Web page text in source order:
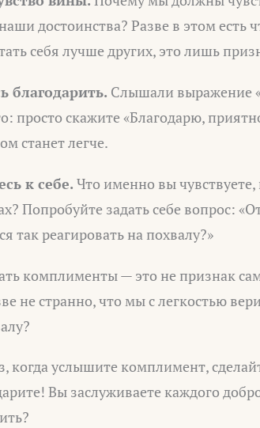
достоинства? Разве в этом
себя лучше других, это лишь
благодарить. Слышали выражение
просто скажите «Благодарю,
станет легче.
к себе. Что именно вы
Попробуйте задать себе вопрос:
так реагировать на похвалу?»
комплименты — это не признак
не странно, что мы с легкостью
когда услышите комплимент,
Вы заслуживаете каждого